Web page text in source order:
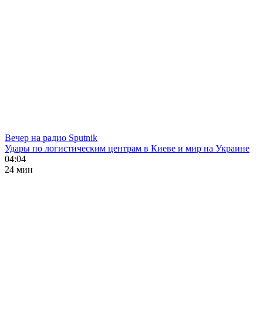
Вечер на радио Sputnik
Удары по логистическим центрам в Киеве и мир на Украине
04:04
24 мин